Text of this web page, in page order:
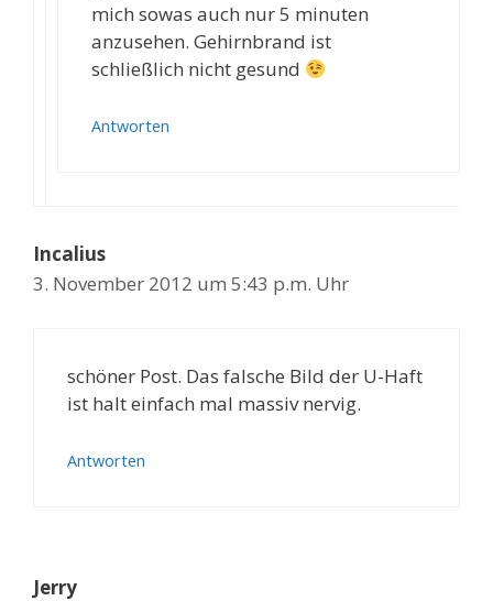
mich sowas auch nur 5 minuten
anzusehen. Gehirnbrand ist
schließlich nicht gesund
Antworten
Incalius
3. November 2012 um 5:43 p.m. Uhr
schöner Post. Das falsche Bild der U-Haft
ist halt einfach mal massiv nervig.
Antworten
Jerry